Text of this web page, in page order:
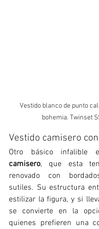
Vestido blanco de punto
bohemia. Twinset
Vestido camisero
Otro básico infalible
camisero, que esta
renovado con
sutiles. Su estructura
estilizar la figura, y si
se convierte en la
quienes prefieren una